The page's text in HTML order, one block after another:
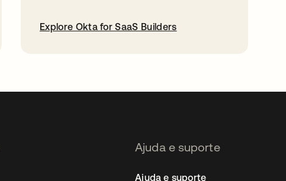
Explore Okta for SaaS Builders
Ajuda e suporte
Ajuda e suporte